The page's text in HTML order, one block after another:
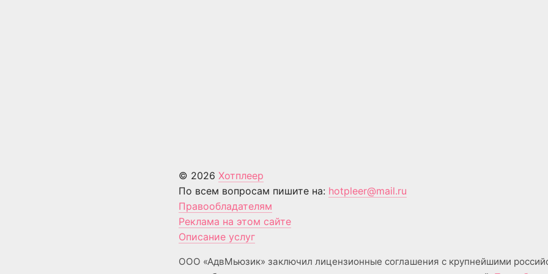
© 2026 Хотплеер
По всем вопросам пишите на: hotpleer@mail.ru
Правообладателям
Реклама на этом сайте
Описание услуг
ООО «АдвМьюзик» заключил лицензионные соглашения с крупнейшими